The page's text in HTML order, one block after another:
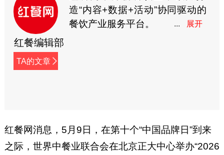
红餐编辑部
TA的文章
造“内容+数据+活动”协同驱动的
餐饮产业服务平台。
红餐网消息，5月9日，在第十个“中国品牌日”到来
之际，世界中餐业联合会在北京正大中心举办“2026